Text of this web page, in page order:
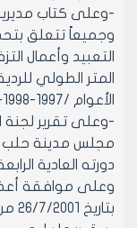
وجميعاً تتعلق
التعبيد وأعمال
المتر الطولي
الأعوام /1997-1998-1999-2000/.
-وعلى تقرير لجنة
دورته العادية
وعلى موافقة
بتاريخ 26/7/2001 من دورته العادية الرابعة.